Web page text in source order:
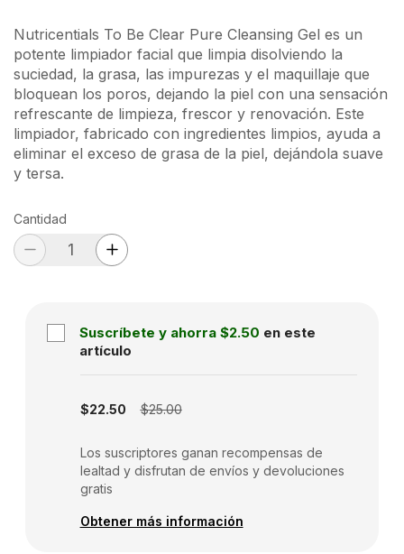
Nutricentials To Be Clear Pure Cleansing Gel es un
potente limpiador facial que limpia disolviendo la
suciedad, la grasa, las impurezas y el maquillaje que
bloquean los poros, dejando la piel con una sensación
refrescante de limpieza, frescor y renovación. Este
limpiador, fabricado con ingredientes limpios, ayuda a
eliminar el exceso de grasa de la piel, dejándola suave
y tersa.
Cantidad
Suscríbete y ahorra $2.50 en este
artículo
$22.50 $25.00
Los suscriptores ganan recompensas de
lealtad y disfrutan de envíos y devoluciones
gratis
Obtener más información